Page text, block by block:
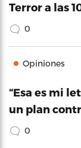
Terror a las
0
Opiniones
“Esa es mi
un plan
0